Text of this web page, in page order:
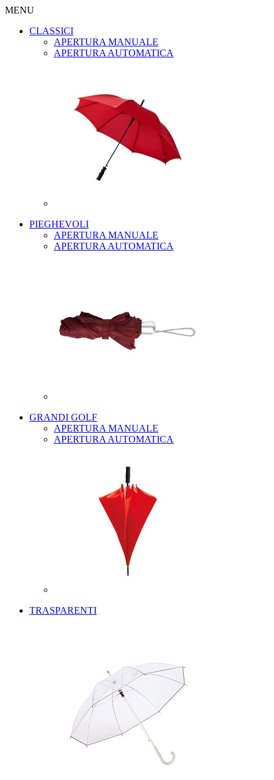
MENU
CLASSICI
APERTURA MANUALE
APERTURA AUTOMATICA
PIEGHEVOLI
APERTURA MANUALE
APERTURA AUTOMATICA
GRANDI GOLF
APERTURA MANUALE
APERTURA AUTOMATICA
TRASPARENTI